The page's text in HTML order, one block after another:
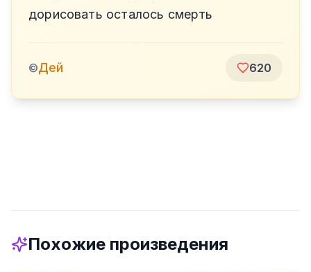
дорисовать осталось смерть
©Дей 620
Похожие произведения